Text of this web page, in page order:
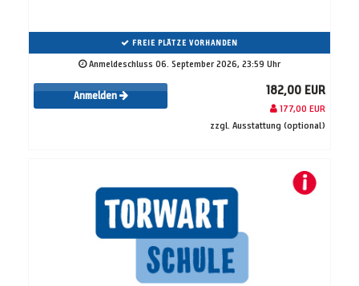
FREIE PLÄTZE VORHANDEN
Anmeldeschluss 06. September 2026, 23:59 Uhr
Anmelden 182,00 EUR
177,00 EUR
zzgl. Ausstattung (optional)